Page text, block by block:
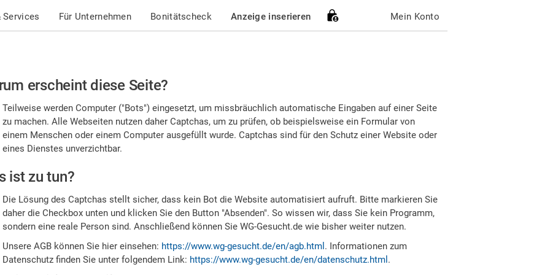
Services Für Unternehmen Bonitätscheck Anzeige inserieren Mein Konto
erscheint diese Seite?
Teilweise werden Computer ("Bots") eingesetzt, um missbräuchlich automatische Eingaben auf einer Seite
zu machen. Alle Webseiten nutzen daher Captchas, um zu prüfen, ob beispielsweise ein Formular von
einem Menschen oder einem Computer ausgefüllt wurde. Captchas sind für den Schutz einer Website oder
eines Dienstes unverzichtbar.
ist zu tun?
Die Lösung des Captchas stellt sicher, dass kein Bot die Website automatisiert aufruft. Bitte markieren Sie
daher die Checkbox unten und klicken Sie den Button "Absenden". So wissen wir, dass Sie kein Programm,
sondern eine reale Person sind. Anschließend können Sie WG-Gesucht.de wie bisher weiter nutzen.
Unsere AGB können Sie hier einsehen: https://www.wg-gesucht.de/en/agb.html . Informationen zum
Datenschutz finden Sie unter folgendem Link: https://www.wg-gesucht.de/en/datenschutz.html .